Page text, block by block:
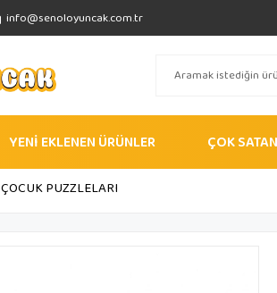
info@senoloyuncak.com.tr
YENİ EKLENEN ÜRÜNLER ÇOK
ÇOCUK PUZZLELARI